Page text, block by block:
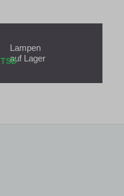
TSD
Lampen
auf Lager